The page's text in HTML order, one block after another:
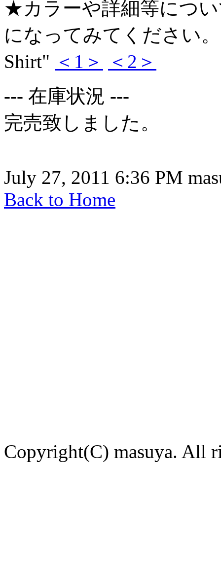
★カラーや詳細等につい
になってみてください
Shirt" ＜1＞
＜2＞
--- 在庫状況 ---
完売致しました。
July 27, 2011 6:36 PM
Back to Home
Copyright(C) masuya. All